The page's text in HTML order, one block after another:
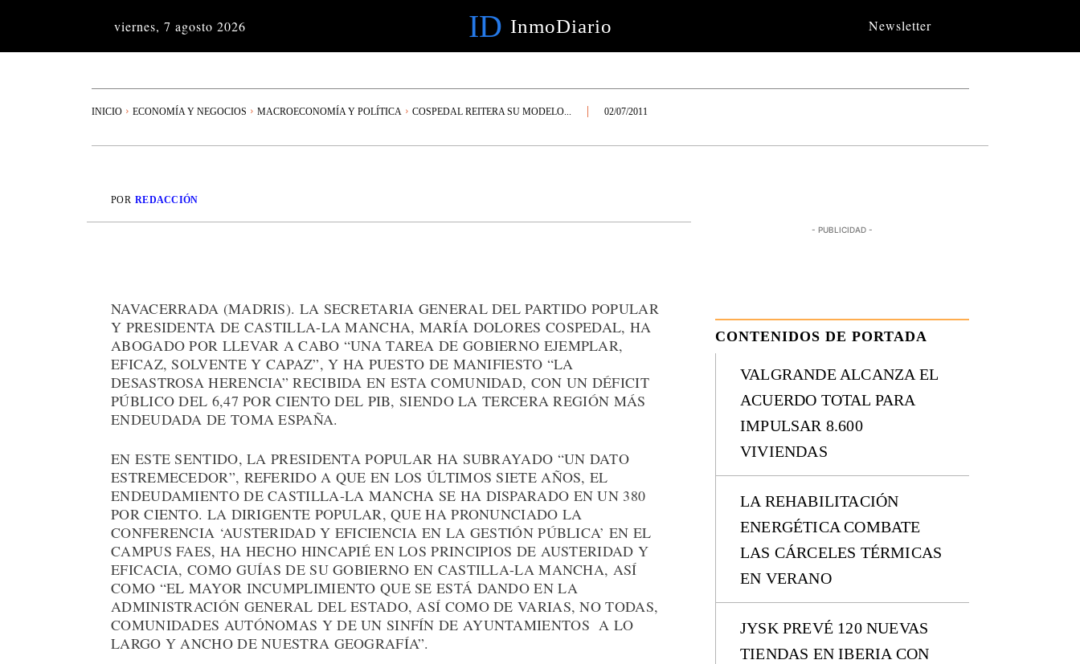
viernes, 7 agosto 2026 ID InmoDiario Newsletter
INICIO ECONOMÍA Y NEGOCIOS MACROECONOMÍA Y POLÍTICA COSPEDAL REITERA SU MODELO... 02/07/2011
POR REDACCIÓN
NAVACERRADA (MADRIS). LA SECRETARIA GENERAL DEL PARTIDO POPULAR
Y PRESIDENTA DE CASTILLA-LA MANCHA, MARÍA DOLORES COSPEDAL, HA
ABOGADO POR LLEVAR A CABO “UNA TAREA DE GOBIERNO EJEMPLAR,
EFICAZ, SOLVENTE Y CAPAZ”, Y HA PUESTO DE MANIFIESTO “LA
DESASTROSA HERENCIA” RECIBIDA EN ESTA COMUNIDAD, CON UN DÉFICIT
PÚBLICO DEL 6,47 POR CIENTO DEL PIB, SIENDO LA TERCERA REGIÓN MÁS
ENDEUDADA DE TOMA ESPAÑA.
EN ESTE SENTIDO, LA PRESIDENTA POPULAR HA SUBRAYADO “UN DATO
ESTREMECEDOR”, REFERIDO A QUE EN LOS ÚLTIMOS SIETE AÑOS, EL
ENDEUDAMIENTO DE CASTILLA-LA MANCHA SE HA DISPARADO EN UN 380
POR CIENTO. LA DIRIGENTE POPULAR, QUE HA PRONUNCIADO LA
CONFERENCIA ‘AUSTERIDAD Y EFICIENCIA EN LA GESTIÓN PÚBLICA’ EN EL
CAMPUS FAES, HA HECHO HINCAPIÉ EN LOS PRINCIPIOS DE AUSTERIDAD Y
EFICACIA, COMO GUÍAS DE SU GOBIERNO EN CASTILLA-LA MANCHA, ASÍ
COMO “EL MAYOR INCUMPLIMIENTO QUE SE ESTÁ DANDO EN LA
ADMINISTRACIÓN GENERAL DEL ESTADO, ASÍ COMO DE VARIAS, NO TODAS,
COMUNIDADES AUTÓNOMAS Y DE UN SINFÍN DE AYUNTAMIENTOS A LO
LARGO Y ANCHO DE NUESTRA GEOGRAFÍA”.
- PUBLICIDAD -
CONTENIDOS DE PORTADA
VALGRANDE ALCANZA EL
ACUERDO TOTAL PARA
IMPULSAR 8.600
VIVIENDAS
LA REHABILITACIÓN
ENERGÉTICA COMBATE
LAS CÁRCELES TÉRMICAS
EN VERANO
JYSK PREVÉ 120 NUEVAS
TIENDAS EN IBERIA CON